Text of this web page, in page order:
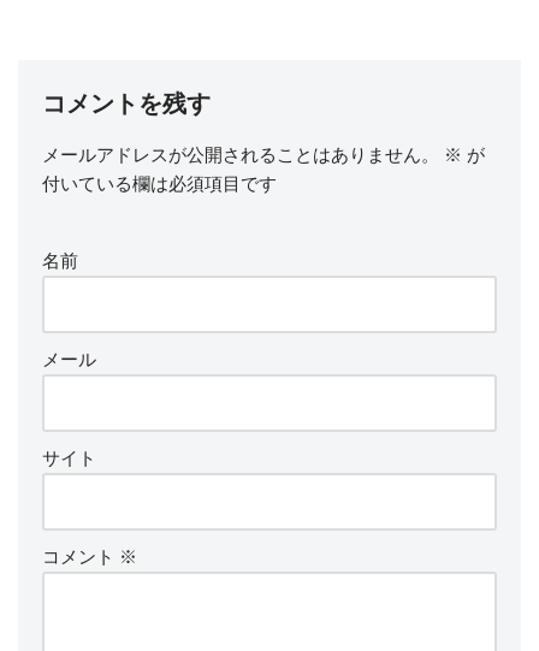
コメントを残す
メールアドレスが公開されることはありません。 ※ が
付いている欄は必須項目です
名前
メール
サイト
コメント ※